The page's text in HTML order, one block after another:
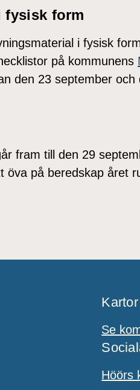
fysisk form
i fysisk
på kommunens
den 23 september och
fram till den 29
öva på beredskap året
Kartor
Se
Höörs